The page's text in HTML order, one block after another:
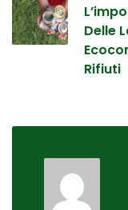
Delle
Rifiuti